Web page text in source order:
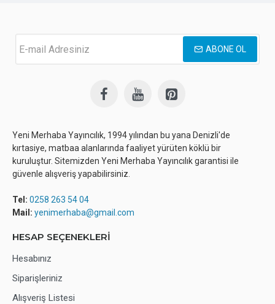
ABONE OL
Yeni Merhaba Yayıncılık, 1994 yılından bu yana Denizli'de
kırtasiye, matbaa alanlarında faaliyet yürüten köklü bir
kuruluştur. Sitemizden Yeni Merhaba Yayıncılık garantisi ile
güvenle alışveriş yapabilirsiniz.
Tel: 0258 263 54 04
Mail: yenimerhaba@gmail.com
HESAP SEÇENEKLERİ
Hesabınız
Siparişleriniz
Alışveriş Listesi